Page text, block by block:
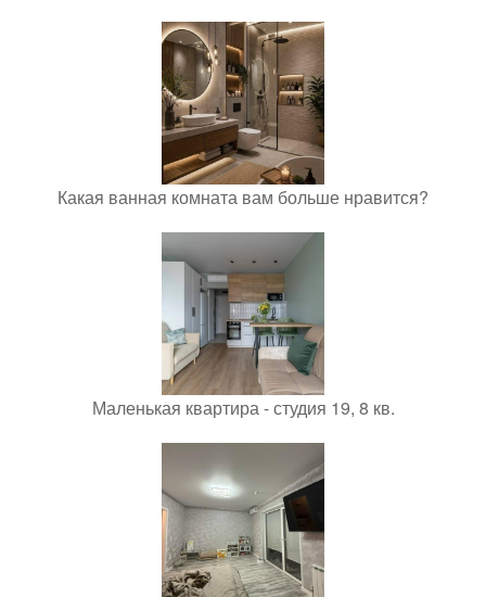
Какая ванная комната вам больше нравится?
Маленькая квартира - студия 19, 8 кв.